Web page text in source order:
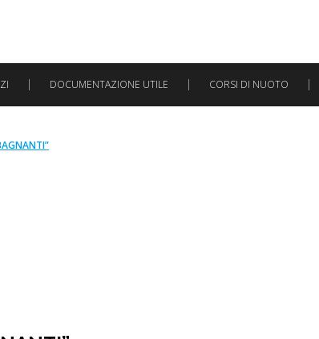
DOCUMENTAZIONE UTILE CORSI DI NUOTO